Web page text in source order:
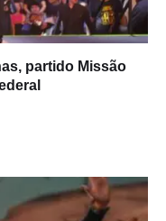
partido Missão